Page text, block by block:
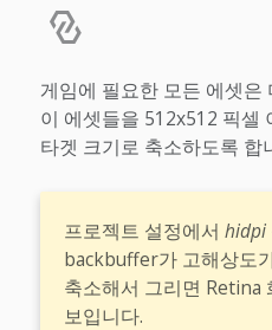
게임에 필요한 모든 에셋은
이 에셋들을 512x512 픽셀
타겟 크기로 축소하도록 합
프로젝트 설정에서hidpi
backbuffer가 고해상도
축소해서 그리면 Retina
보입니다.